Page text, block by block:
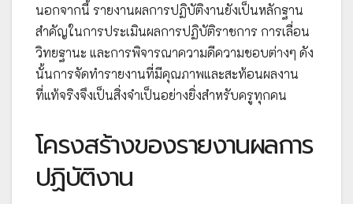
นอกจากนี้ รายงานผลการปฏิบัติงานยังเป็นหลักฐาน
สำคัญในการประเมินผลการปฏิบัติราชการ การเลื่อน
วิทยฐานะ และการพิจารณาความดีความชอบต่างๆ ดัง
นั้นการจัดทำรายงานที่มีคุณภาพและสะท้อนผลงาน
ที่แท้จริงจึงเป็นสิ่งจำเป็นอย่างยิ่งสำหรับครูทุกคน
โครงสร้างของรายงานผลการ
ปฏิบัติงาน